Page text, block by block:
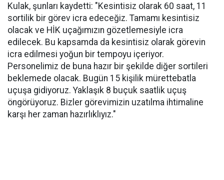
Kulak, şunları kaydetti: "Kesintisiz olarak 60 saat, 11
sortilik bir görev icra edeceğiz. Tamamı kesintisiz
olacak ve HİK uçağımızın gözetlemesiyle icra
edilecek. Bu kapsamda da kesintisiz olarak görevin
icra edilmesi yoğun bir tempoyu içeriyor.
Personelimiz de buna hazır bir şekilde diğer sortileri
beklemede olacak. Bugün 15 kişilik mürettebatla
uçuşa gidiyoruz. Yaklaşık 8 buçuk saatlik uçuş
öngörüyoruz. Bizler görevimizin uzatılma ihtimaline
karşı her zaman hazırlıklıyız."